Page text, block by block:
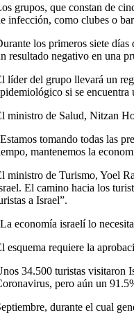
grupos, que constan de
infección, como clubes o
los primeros siete días
resultado negativo en una
líder del grupo llevará un
si se encuentra
ministro de Salud, Nitzan
tomando todas las
mantenemos la
ministro de Turismo, Yoel
El camino hacia los
a Israel”.
economía israelí lo
esquema requiere la
34.500 turistas visitaron
pero aún un
durante el cual